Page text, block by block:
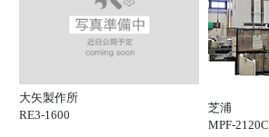
大矢製作所
RE3-1600
芝浦
MPF-2120C